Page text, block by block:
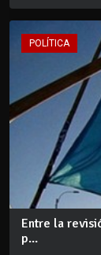
POLÍTICA
Entre la
p...